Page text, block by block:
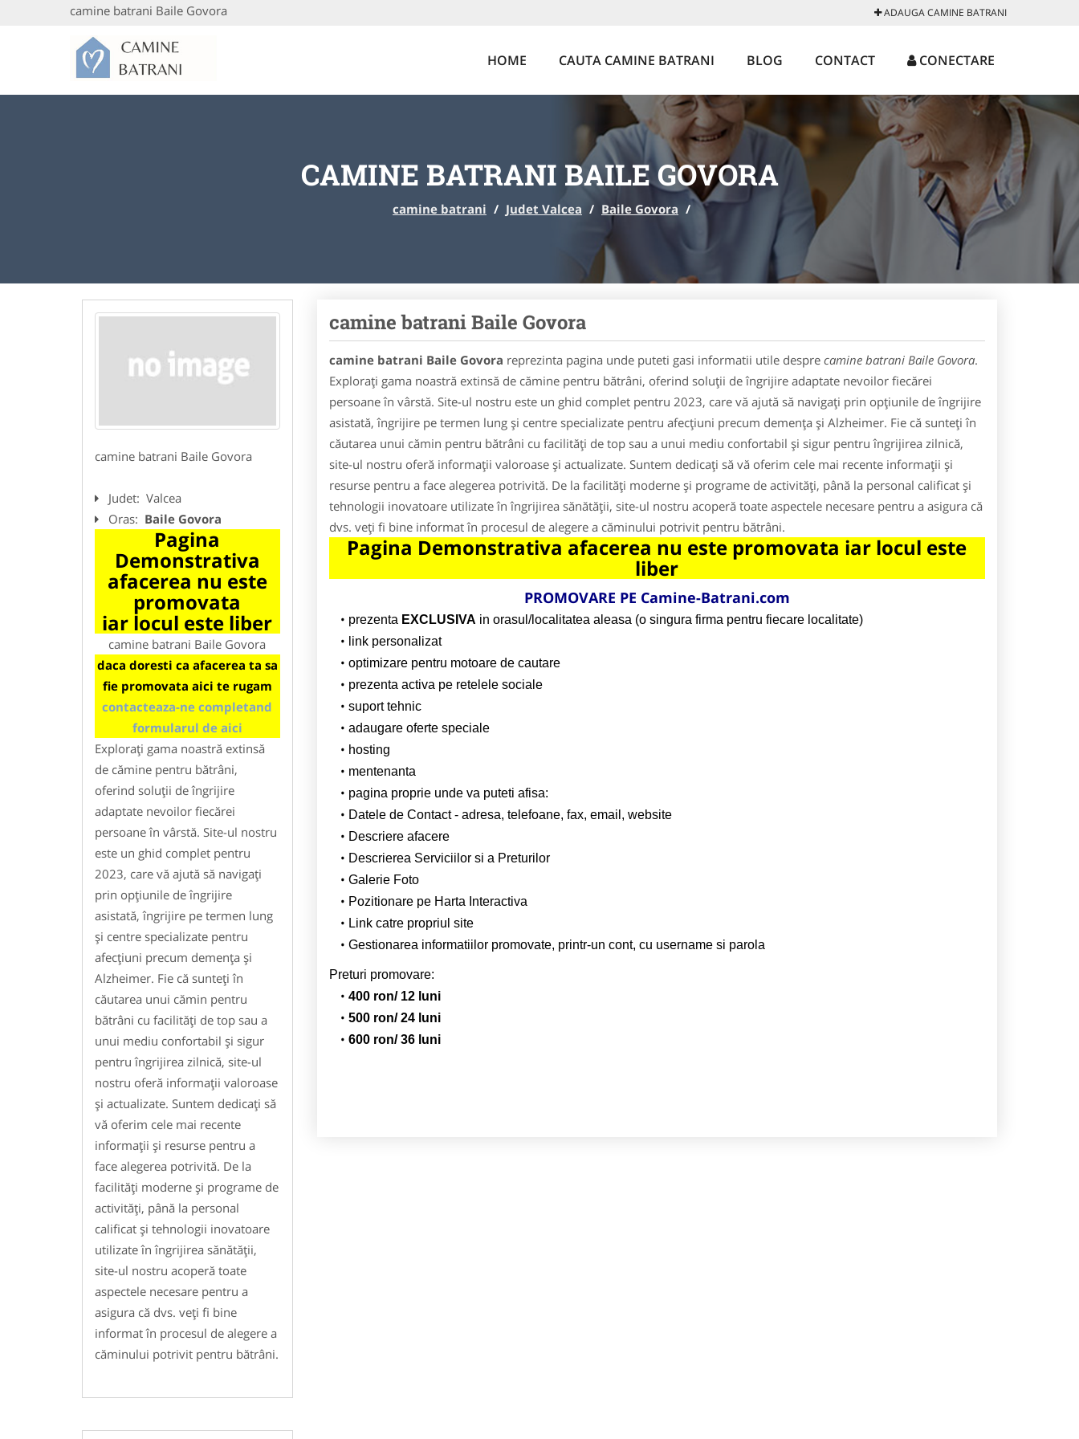
camine batrani Baile Govora ADAUGA CAMINE BATRANI
HOME CAUTA CAMINE BATRANI BLOG CONTACT CONECTARE
CAMINE BATRANI BAILE GOVORA
camine batrani / Judet Valcea / Baile Govora /
camine batrani Baile Govora
Judet: Valcea
Oras: Baile Govora
Pagina
Demonstrativa
afacerea nu este
promovata
iar locul este liber
camine batrani Baile Govora
daca doresti ca afacerea ta sa
fie promovata aici te rugam
contacteaza-ne completand
formularul de aici
Explorați gama noastră extinsă
de cămine pentru bătrâni,
oferind soluții de îngrijire
adaptate nevoilor fiecărei
persoane în vârstă. Site-ul nostru
este un ghid complet pentru
2023, care vă ajută să navigați
prin opțiunile de îngrijire
asistată, îngrijire pe termen lung
și centre specializate pentru
afecțiuni precum demența și
Alzheimer. Fie că sunteți în
căutarea unui cămin pentru
bătrâni cu facilități de top sau a
unui mediu confortabil și sigur
pentru îngrijirea zilnică, site-ul
nostru oferă informații valoroase
și actualizate. Suntem dedicați să
vă oferim cele mai recente
informații și resurse pentru a
face alegerea potrivită. De la
facilități moderne și programe de
activități, până la personal
calificat și tehnologii inovatoare
utilizate în îngrijirea sănătății,
site-ul nostru acoperă toate
aspectele necesare pentru a
asigura că dvs. veți fi bine
informat în procesul de alegere a
căminului potrivit pentru bătrâni.
camine batrani Baile Govora
camine batrani Baile Govora reprezinta pagina unde puteti gasi informatii utile despre camine batrani Baile Govora.
Explorați gama noastră extinsă de cămine pentru bătrâni, oferind soluții de îngrijire adaptate nevoilor fiecărei
persoane în vârstă. Site-ul nostru este un ghid complet pentru 2023, care vă ajută să navigați prin opțiunile de îngrijire
asistată, îngrijire pe termen lung și centre specializate pentru afecțiuni precum demența și Alzheimer. Fie că sunteți în
căutarea unui cămin pentru bătrâni cu facilități de top sau a unui mediu confortabil și sigur pentru îngrijirea zilnică,
site-ul nostru oferă informații valoroase și actualizate. Suntem dedicați să vă oferim cele mai recente informații și
resurse pentru a face alegerea potrivită. De la facilități moderne și programe de activități, până la personal calificat și
tehnologii inovatoare utilizate în îngrijirea sănătății, site-ul nostru acoperă toate aspectele necesare pentru a asigura că
dvs. veți fi bine informat în procesul de alegere a căminului potrivit pentru bătrâni.
Pagina Demonstrativa afacerea nu este promovata iar locul este
liber
PROMOVARE PE Camine-Batrani.com
prezenta EXCLUSIVA in orasul/localitatea aleasa (o singura firma pentru fiecare localitate)
link personalizat
optimizare pentru motoare de cautare
prezenta activa pe retelele sociale
suport tehnic
adaugare oferte speciale
hosting
mentenanta
pagina proprie unde va puteti afisa:
Datele de Contact - adresa, telefoane, fax, email, website
Descriere afacere
Descrierea Serviciilor si a Preturilor
Galerie Foto
Pozitionare pe Harta Interactiva
Link catre propriul site
Gestionarea informatiilor promovate, printr-un cont, cu username si parola
Preturi promovare:
400 ron/ 12 luni
500 ron/ 24 luni
600 ron/ 36 luni